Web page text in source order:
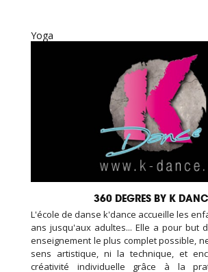
Yoga
360 DEGRES BY K
L'école de danse k'dance accueille les
ans jusqu'aux adultes... Elle a pour but
enseignement le plus complet possible,
sens artistique, ni la technique, et
créativité individuelle grâce à la